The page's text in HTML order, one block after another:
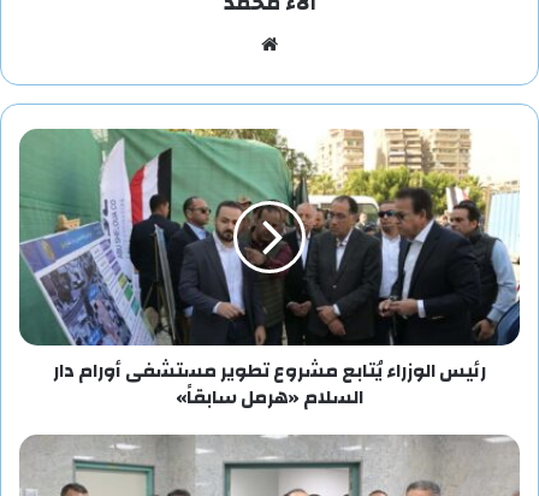
رئيس الوزراء يُتابع مشروع تطوير مستشفى أورام دار
السلام «هرمل سابقاً»